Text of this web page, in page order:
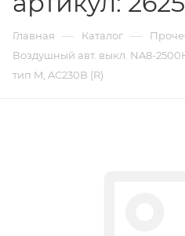
Главная — Каталог —
Воздушный авт. выкл. NA8-
тип M, AC230В (R)